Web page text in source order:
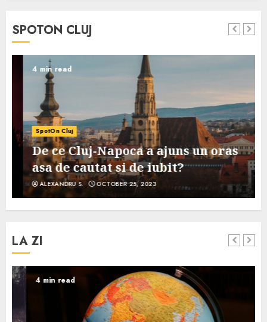
SPOTON CLUJ
4 min read
SpotOn Cluj
De ce Cluj-Napoca a ajuns un oras
asa de cautat si de iubit?
ALEXANDRU S. OCTOBER 25, 2023
LA ZI
4 min read